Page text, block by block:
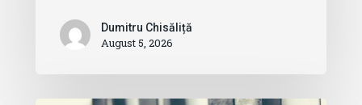
Dumitru Chisăliță
August 5, 2026